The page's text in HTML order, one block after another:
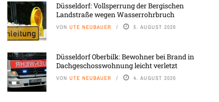
Düsseldorf: Vollsperrung der Bergischen
Landstraße wegen Wasserrohrbruch
VON UTE NEUBAUER 5. AUGUST 2026
Düsseldorf Oberbilk: Bewohner bei Brand in
Dachgeschosswohnung leicht verletzt
VON UTE NEUBAUER 4. AUGUST 2026